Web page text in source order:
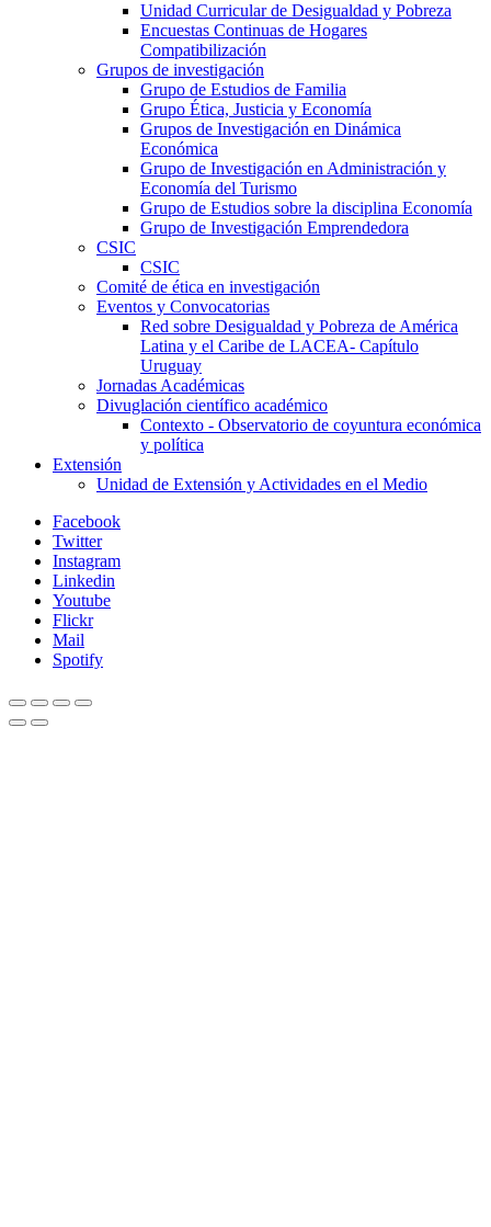
Unidad Curricular de Desigualdad y Pobreza
Encuestas Continuas de Hogares
Compatibilización
Grupos de investigación
Grupo de Estudios de Familia
Grupo Ética, Justicia y Economía
Grupos de Investigación en Dinámica
Económica
Grupo de Investigación en Administración y
Economía del Turismo
Grupo de Estudios sobre la disciplina Economía
Grupo de Investigación Emprendedora
CSIC
CSIC
Comité de ética en investigación
Eventos y Convocatorias
Red sobre Desigualdad y Pobreza de América
Latina y el Caribe de LACEA- Capítulo
Uruguay
Jornadas Académicas
Divuglación científico académico
Contexto - Observatorio de coyuntura económica
y política
Extensión
Unidad de Extensión y Actividades en el Medio
Facebook
Twitter
Instagram
Linkedin
Youtube
Flickr
Mail
Spotify